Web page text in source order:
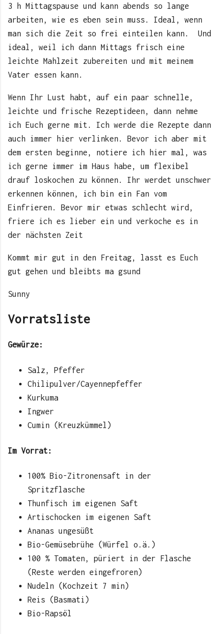
3 h Mittagspause und kann abends so lange
arbeiten, wie es eben sein muss. Ideal, wenn
man sich die Zeit so frei einteilen kann. Und
ideal, weil ich dann Mittags frisch eine
leichte Mahlzeit zubereiten und mit meinem
Vater essen kann.
Wenn Ihr Lust habt, auf ein paar schnelle,
leichte und frische Rezeptideen, dann nehme
ich Euch gerne mit. Ich werde die Rezepte dann
auch immer hier verlinken. Bevor ich aber mit
dem ersten beginne, notiere ich hier mal, was
ich gerne immer im Haus habe, um flexibel
drauf loskochen zu können. Ihr werdet unschwer
erkennen können, ich bin ein Fan vom
Einfrieren. Bevor mir etwas schlecht wird,
friere ich es lieber ein und verkoche es in
der nächsten Zeit
Kommt mir gut in den Freitag, lasst es Euch
gut gehen und bleibts ma gsund
Sunny
Vorratsliste
Gewürze:
Salz, Pfeffer
Chilipulver/Cayennepfeffer
Kurkuma
Ingwer
Cumin (Kreuzkümmel)
Im Vorrat:
100% Bio-Zitronensaft in der
Spritzflasche
Thunfisch im eigenen Saft
Artischocken im eigenen Saft
Ananas ungesüßt
Bio-Gemüsebrühe (Würfel o.ä.)
100 % Tomaten, püriert in der Flasche
(Reste werden eingefroren)
Nudeln (Kochzeit 7 min)
Reis (Basmati)
Bio-Rapsöl